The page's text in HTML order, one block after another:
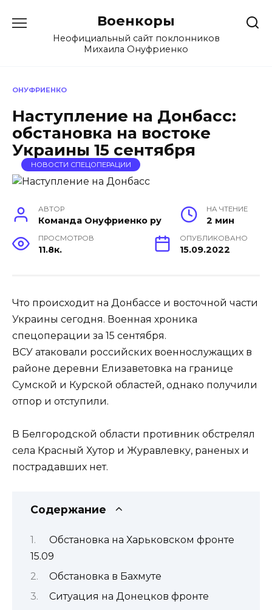
содержанию
Военкоры
Неофициальный сайт поклонников
Михаила Онуфриенко
ОНУФРИЕНКО
Наступление на Донбасс:
обстановка на востоке
Украины 15 сентября
НОВОСТИ СПЕЦОПЕРАЦИИ
АВТОР
Команда Онуфриенко ру
НА ЧТЕНИЕ
2 мин
ПРОСМОТРОВ
11.8к.
ОПУБЛИКОВАНО
15.09.2022
Что происходит на Донбассе и восточной части
Украины сегодня. Военная хроника
спецоперации за 15 сентября.
ВСУ атаковали российских военнослужащих в
районе деревни Елизаветовка на границе
Сумской и Курской областей, однако получили
отпор и отступили.
В Белгородской области противник обстрелял
села Красный Хутор и Журавлевку, раненых и
пострадавших нет.
Содержание
Обстановка на Харьковском фронте
15.09
Обстановка в Бахмуте
Ситуация на Донецков фронте